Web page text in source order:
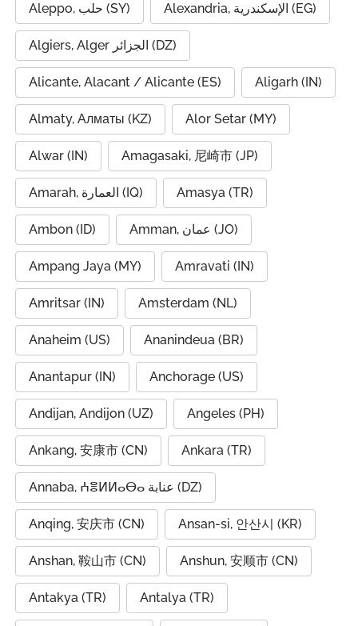
Aleppo, حلب (SY) Alexandria, الإسكندرية (EG)
Algiers, Alger الجزائر (DZ)
Alicante, Alacant / Alicante (ES) Aligarh (IN)
Almaty, Алматы (KZ) Alor Setar (MY)
Alwar (IN) Amagasaki, 尼崎市 (JP)
Amarah, العمارة (IQ) Amasya (TR)
Ambon (ID) Amman, عمان (JO)
Ampang Jaya (MY) Amravati (IN)
Amritsar (IN) Amsterdam (NL)
Anaheim (US) Ananindeua (BR)
Anantapur (IN) Anchorage (US)
Andijan, Andijon (UZ) Angeles (PH)
Ankang, 安康市 (CN) Ankara (TR)
Annaba, ⵄⴻⵍⵍⴰⴱⴰ عنابة (DZ)
Anqing, 安庆市 (CN) Ansan-si, 안산시 (KR)
Anshan, 鞍山市 (CN) Anshun, 安顺市 (CN)
Antakya (TR) Antalya (TR)